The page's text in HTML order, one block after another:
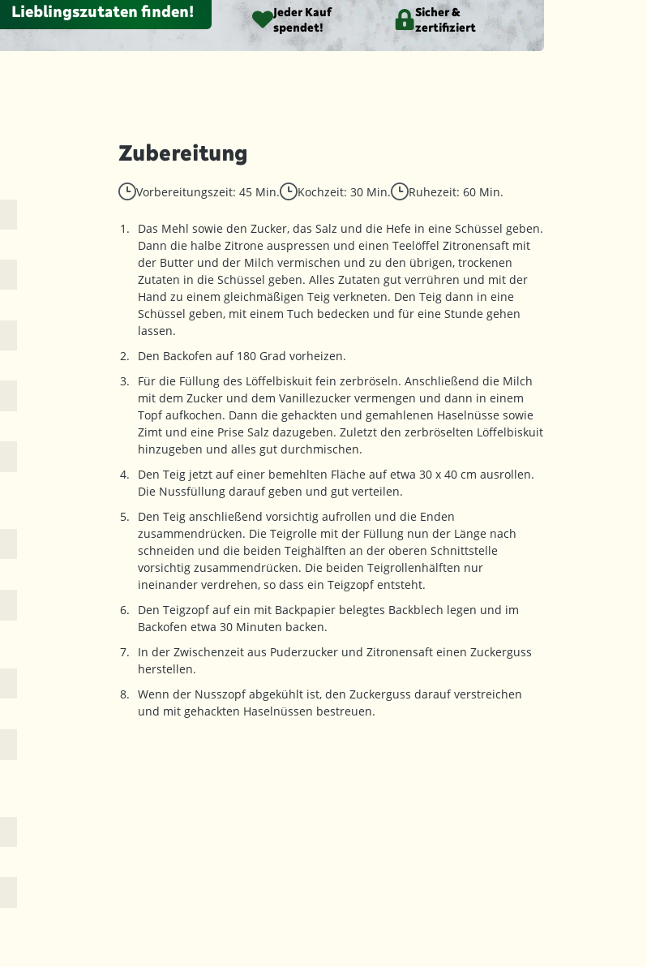
Lieblingszutaten finden!
Jeder Kauf
spendet!
Sicher &
zertifiziert
Zubereitung
Vorbereitungszeit: 45 Min. Kochzeit: 30 Min. Ruhezeit: 60 Min.
Das Mehl sowie den Zucker, das Salz und die Hefe in eine Schüssel geben.
Dann die halbe Zitrone auspressen und einen Teelöffel Zitronensaft mit
der Butter und der Milch vermischen und zu den übrigen, trockenen
Zutaten in die Schüssel geben. Alles Zutaten gut verrühren und mit der
Hand zu einem gleichmäßigen Teig verkneten. Den Teig dann in eine
Schüssel geben, mit einem Tuch bedecken und für eine Stunde gehen
lassen.
Den Backofen auf 180 Grad vorheizen.
Für die Füllung des Löffelbiskuit fein zerbröseln. Anschließend die Milch
mit dem Zucker und dem Vanillezucker vermengen und dann in einem
Topf aufkochen. Dann die gehackten und gemahlenen Haselnüsse sowie
Zimt und eine Prise Salz dazugeben. Zuletzt den zerbröselten Löffelbiskuit
hinzugeben und alles gut durchmischen.
Den Teig jetzt auf einer bemehlten Fläche auf etwa 30 x 40 cm ausrollen.
Die Nussfüllung darauf geben und gut verteilen.
Den Teig anschließend vorsichtig aufrollen und die Enden
zusammendrücken. Die Teigrolle mit der Füllung nun der Länge nach
schneiden und die beiden Teighälften an der oberen Schnittstelle
vorsichtig zusammendrücken. Die beiden Teigrollenhälften nur
ineinander verdrehen, so dass ein Teigzopf entsteht.
Den Teigzopf auf ein mit Backpapier belegtes Backblech legen und im
Backofen etwa 30 Minuten backen.
In der Zwischenzeit aus Puderzucker und Zitronensaft einen Zuckerguss
herstellen.
Wenn der Nusszopf abgekühlt ist, den Zuckerguss darauf verstreichen
und mit gehackten Haselnüssen bestreuen.